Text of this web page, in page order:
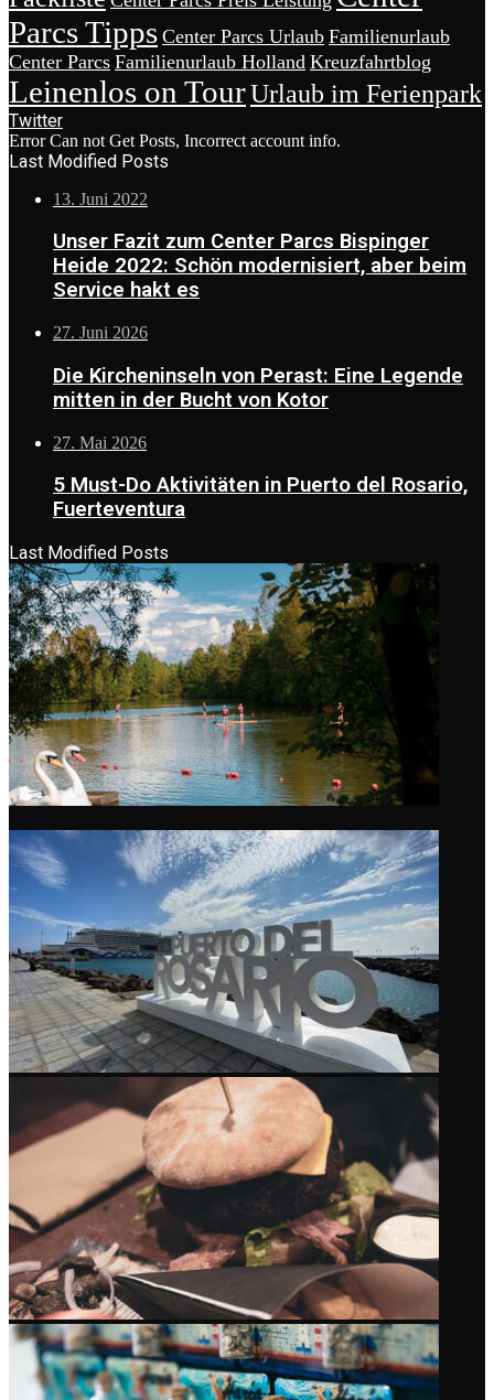
Parcs Tipps Center Parcs Urlaub Familienurlaub
Center Parcs Familienurlaub Holland Kreuzfahrtblog
Leinenlos on TourUrlaub im Ferienpark
Twitter
Error Can not Get Posts, Incorrect account info.
Last Modified Posts
13. Juni 2022
Unser Fazit zum Center Parcs Bispinger
Heide 2022: Schön modernisiert, aber beim
Service hakt es
27. Juni 2026
Die Kircheninseln von Perast: Eine Legende
mitten in der Bucht von Kotor
27. Mai 2026
5 Must-Do Aktivitäten in Puerto del Rosario,
Fuerteventura
Last Modified Posts